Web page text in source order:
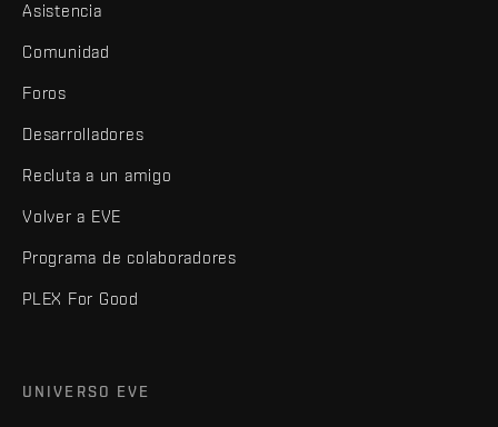
Asistencia
Comunidad
Foros
Desarrolladores
Recluta a un amigo
Volver a EVE
Programa de colaboradores
PLEX For Good
UNIVERSO EVE